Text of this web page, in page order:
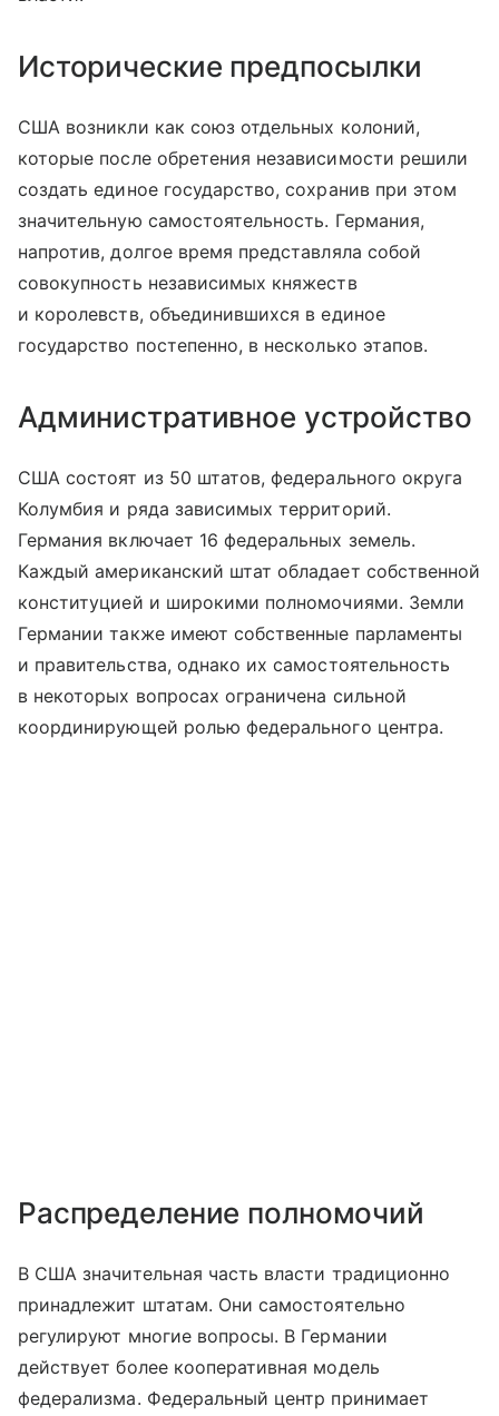
Исторические предпосылки
США возникли как союз отдельных колоний,
которые после обретения независимости решили
создать единое государство, сохранив при этом
значительную самостоятельность. Германия,
напротив, долгое время представляла собой
совокупность независимых княжеств
и королевств, объединившихся в единое
государство постепенно, в несколько этапов.
Административное устройство
США состоят из 50 штатов, федерального округа
Колумбия и ряда зависимых территорий.
Германия включает 16 федеральных земель.
Каждый американский штат обладает собственной
конституцией и широкими полномочиями. Земли
Германии также имеют собственные парламенты
и правительства, однако их самостоятельность
в некоторых вопросах ограничена сильной
координирующей ролью федерального центра.
Распределение полномочий
В США значительная часть власти традиционно
принадлежит штатам. Они самостоятельно
регулируют многие вопросы. В Германии
действует более кооперативная модель
федерализма. Федеральный центр принимает